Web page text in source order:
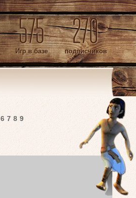
575
Игр в базе 270
подписчиков
6 7 8 9